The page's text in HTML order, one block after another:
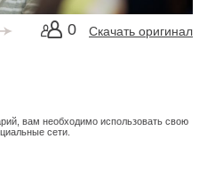
Скачать оригинал
0
вам необходимо использовать свою
сети.